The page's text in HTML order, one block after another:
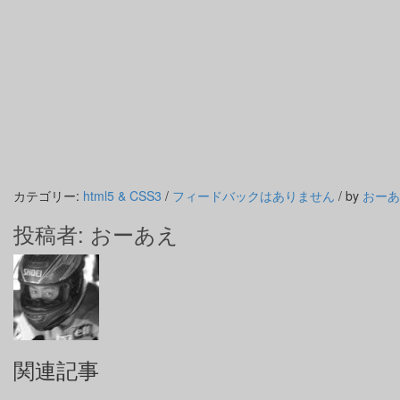
カテゴリー: html5 & CSS3 / フィードバックはありません / by おー
投稿者: おーあえ
関連記事